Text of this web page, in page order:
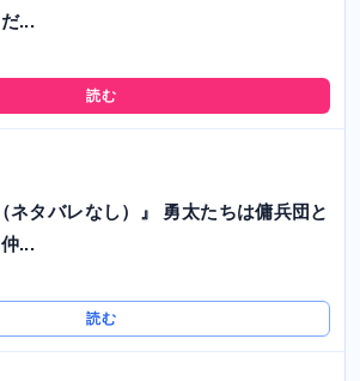
...
読む
ネタバレなし）』 勇太たちは傭兵団と
...
読む